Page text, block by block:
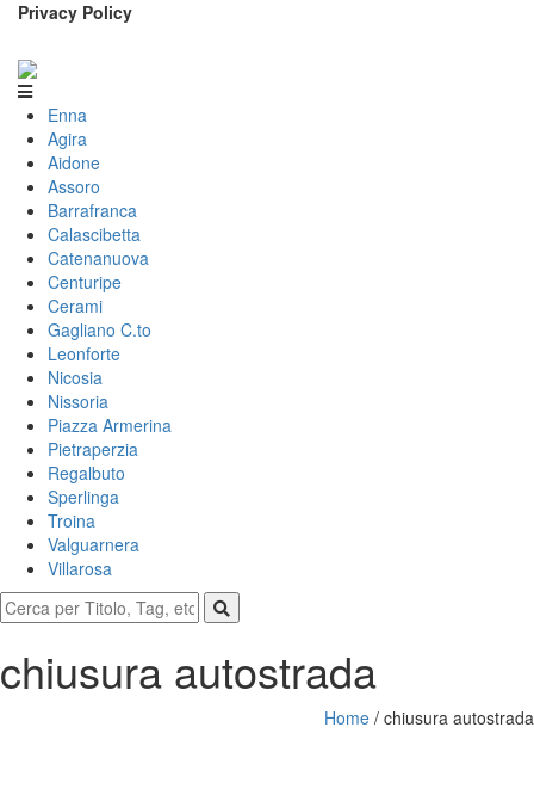
Privacy Policy
Enna
Agira
Aidone
Assoro
Barrafranca
Calascibetta
Catenanuova
Centuripe
Cerami
Gagliano C.to
Leonforte
Nicosia
Nissoria
Piazza Armerina
Pietraperzia
Regalbuto
Sperlinga
Troina
Valguarnera
Villarosa
chiusura autostrada
Home / chiusura autostrada